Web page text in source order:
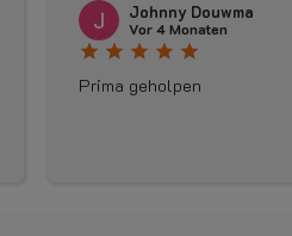
Gis sig
Vor 5
starstar
Die bestellte